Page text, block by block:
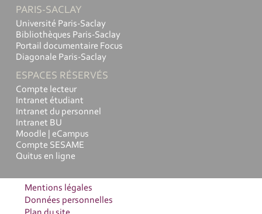
PARIS-SACLAY
Université Paris-Saclay
Bibliothèques Paris-Saclay
Portail documentaire Focus
Diagonale Paris-Saclay
ESPACES RÉSERVÉS
Compte lecteur
Intranet étudiant
Intranet du personnel
Intranet BU
Moodle | eCampus
Compte SESAME
Quitus en ligne
Mentions légales
Données personnelles